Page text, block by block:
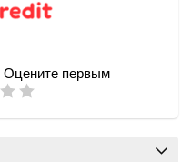
Оцените первым